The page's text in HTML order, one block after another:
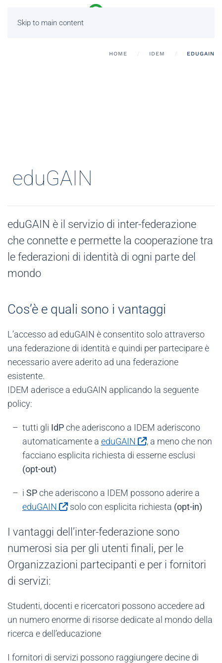
Skip to main content
HOME IDEM EDUGAIN
eduGAIN
eduGAIN è il servizio di inter-federazione
che connette e permette la cooperazione tra
le federazioni di identità di ogni parte del
mondo
Cos’è e quali sono i vantaggi
L’accesso ad eduGAIN è consentito solo attraverso
una federazione di identità e quindi per partecipare è
necessario avere aderito ad una federazione
esistente.
IDEM aderisce a eduGAIN applicando la seguente
policy:
tutti gli IdPche aderiscono a IDEM aderiscono
automaticamente a eduGAIN
, a meno che non
facciano esplicita richiesta di esserne esclusi
(opt-out)
i SPche aderiscono a IDEM possono aderire a
eduGAIN
solo con esplicita richiesta (opt-in)
I vantaggi dell’inter-federazione sono
numerosi sia per gli utenti finali, per le
Organizzazioni partecipanti e per i fornitori
di servizi:
Studenti, docenti e ricercatori possono accedere ad
un numero enorme di risorse dedicate al mondo della
ricerca e dell’educazione
I fornitori di servizi possono raggiungere decine di